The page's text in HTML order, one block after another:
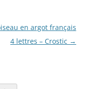
en argot français
4 lettres – Crostic →